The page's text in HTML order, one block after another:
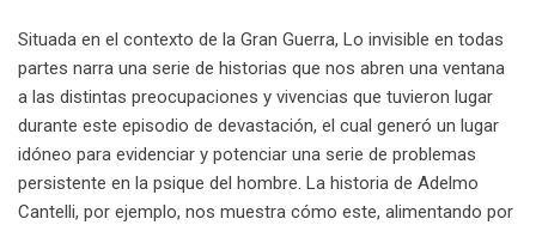
Situada en el contexto de la Gran Guerra, Lo invisible en todas
partes narra una serie de historias que nos abren una ventana
a las distintas preocupaciones y vivencias que tuvieron lugar
durante este episodio de devastación, el cual generó un lugar
idóneo para evidenciar y potenciar una serie de problemas
persistente en la psique del hombre. La historia de Adelmo
Cantelli, por ejemplo, nos muestra cómo este, alimentando por